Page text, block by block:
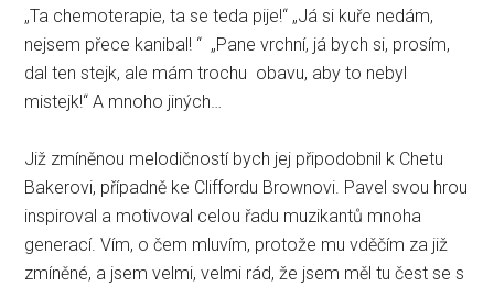
„Ta chemoterapie, ta se teda pije!“ „Já si kuře nedám,
nejsem přece kanibal! “ „Pane vrchní, já bych si, prosím,
dal ten stejk, ale mám trochu obavu, aby to nebyl
mistejk!“ A mnoho jiných…
Již zmíněnou melodičností bych jej připodobnil k Chetu
Bakerovi, případně ke Cliffordu Brownovi. Pavel svou hrou
inspiroval a motivoval celou řadu muzikantů mnoha
generací. Vím, o čem mluvím, protože mu vděčím za již
zmíněné, a jsem velmi, velmi rád, že jsem měl tu čest se s